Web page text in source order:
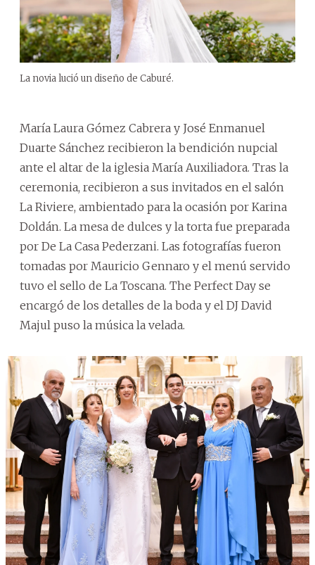
La novia lució un diseño de Caburé.
María Laura Gómez Cabrera y José Enmanuel
Duarte Sánchez recibieron la bendición nupcial
ante el altar de la iglesia María Auxiliadora. Tras la
ceremonia, recibieron a sus invitados en el salón
La Riviere, ambientado para la ocasión por Karina
Doldán. La mesa de dulces y la torta fue preparada
por De La Casa Pederzani. Las fotografías fueron
tomadas por Mauricio Gennaro y el menú servido
tuvo el sello de La Toscana. The Perfect Day se
encargó de los detalles de la boda y el DJ David
Majul puso la música la velada.